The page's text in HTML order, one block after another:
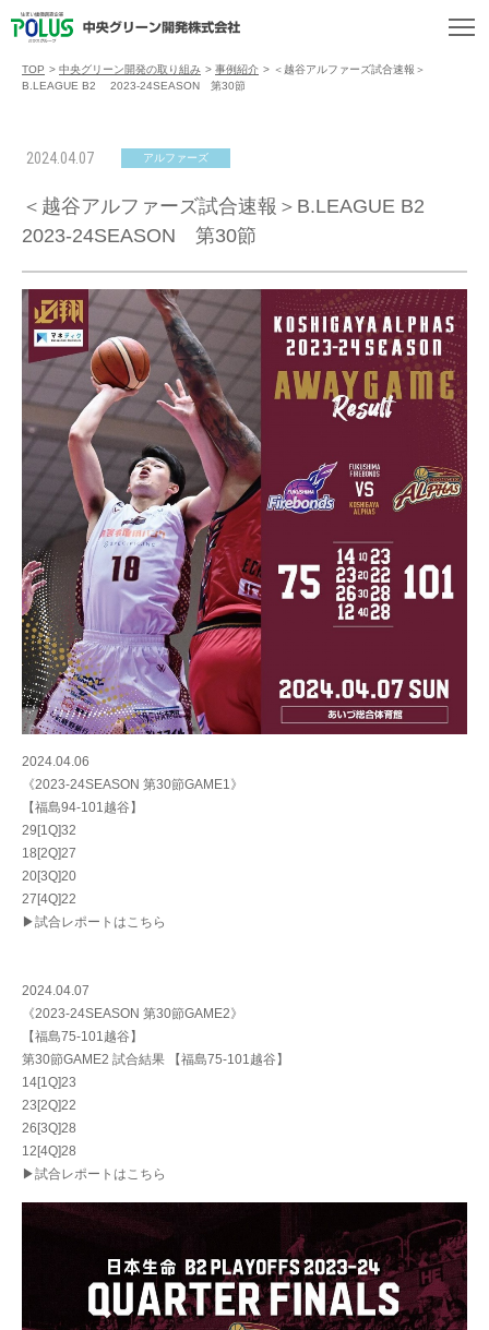
TOP > 中央グリーン開発の取り組み > 事例紹介 > ＜越谷アルファーズ試合速報＞
B.LEAGUE B2 2023-24SEASON 第30節
2024.04.07 アルファーズ
＜越谷アルファーズ試合速報＞B.LEAGUE B2
2023-24SEASON 第30節
2024.04.06
《2023-24SEASON 第30節GAME1》
【福島94-101越谷】
29[1Q]32
18[2Q]27
20[3Q]20
27[4Q]22
▶試合レポートはこちら
2024.04.07
《2023-24SEASON 第30節GAME2》
【福島75-101越谷】
第30節GAME2 試合結果 【福島75-101越谷】
14[1Q]23
23[2Q]22
26[3Q]28
12[4Q]28
▶試合レポートはこちら